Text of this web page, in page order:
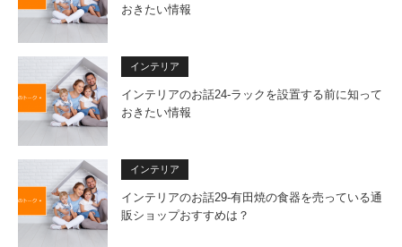
おきたい情報
インテリア
インテリアのお話24-ラックを設置する前に知って
おきたい情報
インテリア
インテリアのお話29-有田焼の食器を売っている通
販ショップおすすめは？